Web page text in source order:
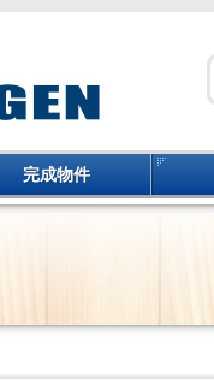
完成物件